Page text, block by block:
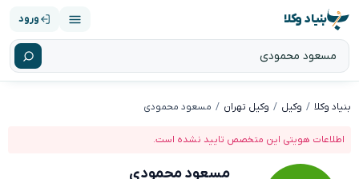
بنیاد وکلا ورود
بنیاد وکلا وکیل وکیل تهران مسعود محمودی
اطلاعات هویتی این متخصص تایید نشده است.
مسعود محمودی